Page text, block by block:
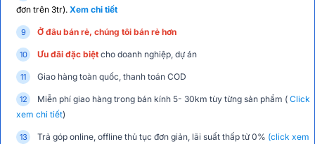
đơn trên 3tr). Xem chi tiết
Ở đâu bán rẻ, chúng tôi bán rẻ hơn
Ưu đãi đặc biệt cho doanh nghiệp, dự án
Giao hàng toàn quốc, thanh toán COD
Miễn phí giao hàng trong bán kính 5- 30km tùy từng sản phẩm ( Click
xem chi tiết)
Trả góp online, offline thủ tục đơn giản, lãi suất thấp từ 0% (click xem